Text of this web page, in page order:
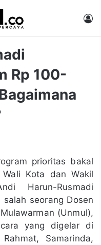
Rp 100-
prioritas bakal
Kota dan Wakil
Harun-Rusmadi
seorang Dosen
(Unmul),
yang digelar di
Samarinda,